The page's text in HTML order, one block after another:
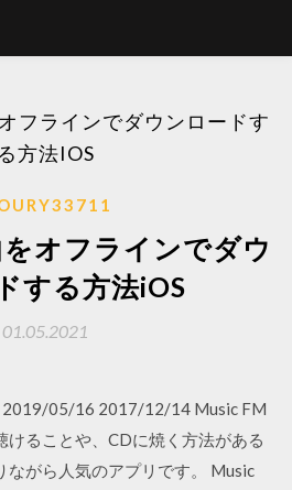
フラインでダウンロードす
る方法IOS
オフラインでダウ
する方法iOS
01.05.2021
05/16 2017/12/14 Music FM
けることや、CDに焼く方法がある
ながら人気のアプリです。 Music